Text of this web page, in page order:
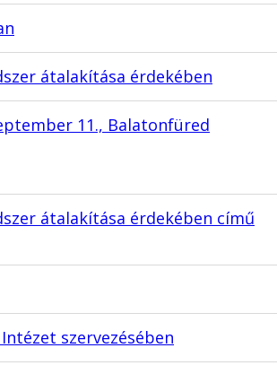
átalakítása érdekében
11., Balatonfüred
átalakítása érdekében című
szervezésében